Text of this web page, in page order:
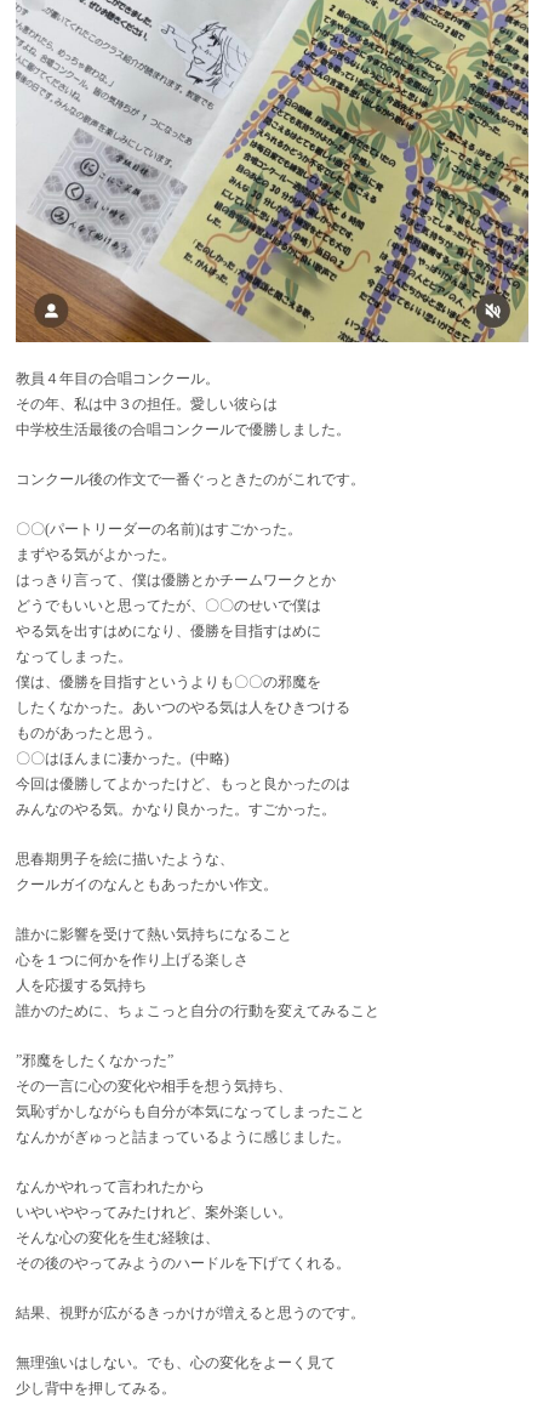
教員４年目の合唱コンクール。
その年、私は中３の担任。愛しい彼らは
中学校生活最後の合唱コンクールで優勝しました。
コンクール後の作文で一番ぐっときたのがこれです。
〇〇(パートリーダーの名前)はすごかった。
まずやる気がよかった。
はっきり言って、僕は優勝とかチームワークとか
どうでもいいと思ってたが、〇〇のせいで僕は
やる気を出すはめになり、優勝を目指すはめに
なってしまった。
僕は、優勝を目指すというよりも〇〇の邪魔を
したくなかった。あいつのやる気は人をひきつける
ものがあったと思う。
〇〇はほんまに凄かった。(中略)
今回は優勝してよかったけど、もっと良かったのは
みんなのやる気。かなり良かった。すごかった。
思春期男子を絵に描いたような、
クールガイのなんともあったかい作文。
誰かに影響を受けて熱い気持ちになること
心を１つに何かを作り上げる楽しさ
人を応援する気持ち
誰かのために、ちょこっと自分の行動を変えてみること
”邪魔をしたくなかった”
その一言に心の変化や相手を想う気持ち、
気恥ずかしながらも自分が本気になってしまったこと
なんかがぎゅっと詰まっているように感じました。
なんかやれって言われたから
いやいややってみたけれど、案外楽しい。
そんな心の変化を生む経験は、
その後のやってみようのハードルを下げてくれる。
結果、視野が広がるきっかけが増えると思うのです。
無理強いはしない。でも、心の変化をよーく見て
少し背中を押してみる。